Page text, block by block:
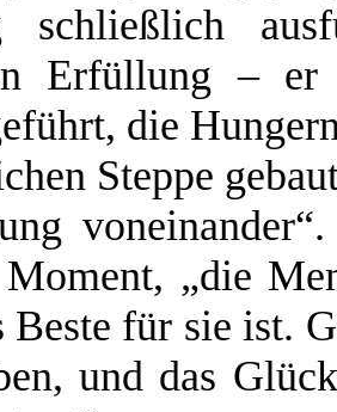
schließlich
Erfüllung –
die
Steppe
„die
Beste für sie ist.
und das